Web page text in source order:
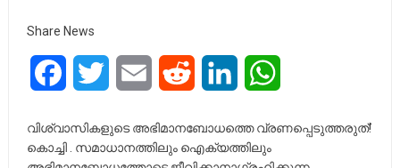
Share News
FacebookTwitter Email Reddit LinkedIn
വിശ്വാസികളുടെ അഭിമാനബോധത്തെ വ്രണപ്പെടുത്തരുത്!
കൊച്ചി . സമാധാനത്തിലും ഐക്യത്തിലും